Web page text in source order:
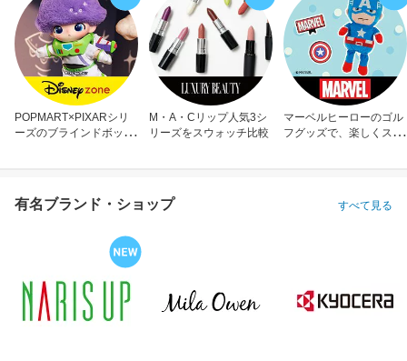
POPMART×PIXARシリ
ーズのブラインドボック
M・A・Cリップ人気3シ
リーズをスウォッチ比較
マーベルヒーローのゴル
フグッズで、楽しくスコ
有名ブランド・ショップ すべて見る